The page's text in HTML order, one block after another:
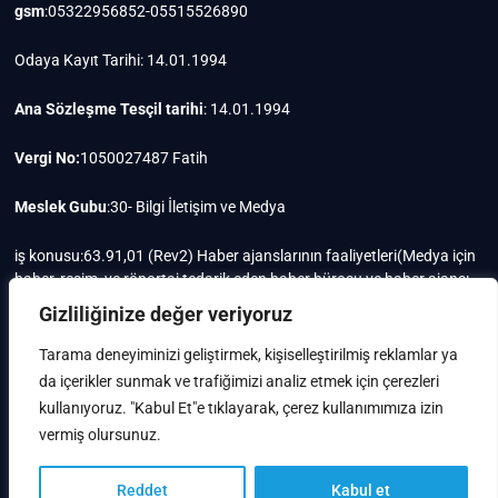
Gizliliğinize değer veriyoruz
Tarama deneyiminizi geliştirmek, kişiselleştirilmiş reklamlar ya
da içerikler sunmak ve trafiğimizi analiz etmek için çerezleri
kullanıyoruz. "Kabul Et"e tıklayarak, çerez kullanımımıza izin
vermiş olursunuz.
Reddet Kabul et
gsm:05322956852-05515526890
Odaya Kayıt Tarihi: 14.01.1994
Ana Sözleşme Tesçil tarihi: 14.01.1994
Vergi No:1050027487 Fatih
Meslek Gubu:30- Bilgi İletişim ve Medya
iş konusu:63.91,01 (Rev2) Haber ajanslarının faaliyetleri(Medya için
haber, resim, ve röportaj tedarik eden haber bürosu ve haber ajansı
faaliyetleri)iştigal konusu ile ilgili olarak fotoğrafçılık, filimcilik,
yayıncılık, prodöktörlük, reklamcılık işleri ile Ana sözleşmede yazılı
olan diğer işleri yapar.
Mersis No: 0105002748700015
| Designed by: WordPress| © Copyright All right